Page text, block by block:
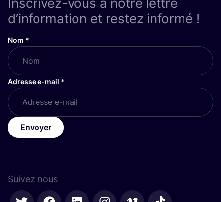
Inscrivez-vous à notre lettre
d’information et restez informé !
Nom *
Adresse e-mail *
Envoyer
Suivez nous